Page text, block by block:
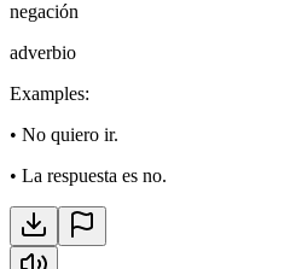
negación
adverbio
Examples:
• No quiero ir.
• La respuesta es no.